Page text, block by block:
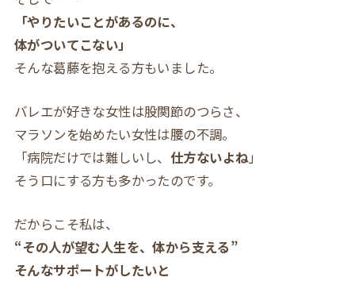
「やりたいことがあるのに、
体がついてこない」
そんな葛藤を抱える方もいました。
バレエが好きな女性は股関節のつらさ、
マラソンを始めたい女性は腰の不調。
「病院だけでは難しいし、 仕方ないよね」
そう口にする方も多かったのです。
だからこそ私は、
“その人が望む人生を、体から支える”
そんなサポートがしたいと